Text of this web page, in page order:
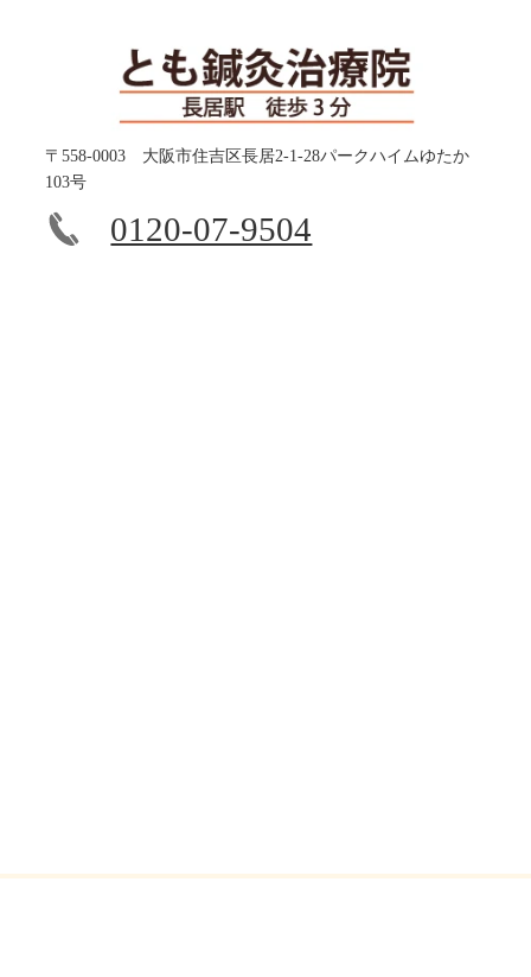
〒558-0003 大阪市住吉区長居2-1-28パークハイムゆたか
103号
0120-07-9504